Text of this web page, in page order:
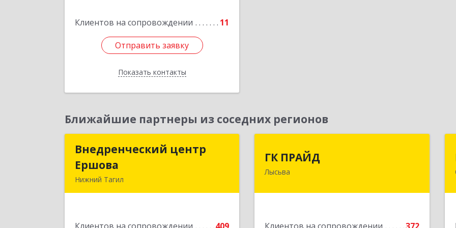
Клиентов на сопровождении 11
Отправить заявку
Показать контакты
Подробнее
Ближайшие партнеры из соседних регионов
Внедренческий центр
Ершова
Нижний Тагил
Внедренческий центр
ГК ПРАЙД
Лысьва618909, Пермский край, Лысьва г,